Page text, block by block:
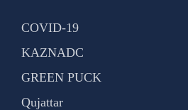
COVID-19
KAZNADC
GREEN PUCK
Qujattar